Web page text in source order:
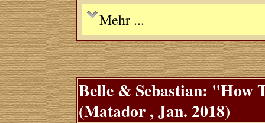
Mehr ...
Belle & Sebastian: "How
(Matador , Jan. 2018)